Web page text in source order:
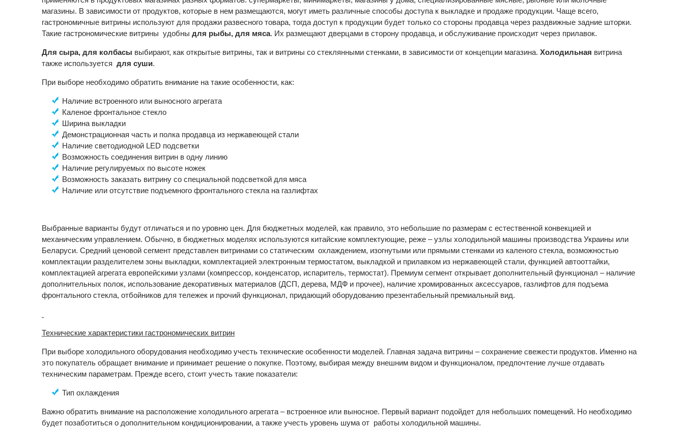
магазины. В зависимости от продуктов, которые в нем размещаются, могут иметь различные способы доступа к выкладке и продаже продукции. Чаще всего,
гастрономичные витрины используют для продажи развесного товара, тогда доступ к продукции будет только со стороны продавца через раздвижные задние шторки.
Такие гастрономические витрины удобны для рыбы, для мяса. Их размещают дверцами в сторону продавца, и обслуживание происходит через прилавок.
Для сыра, для колбасы выбирают, как открытые витрины, так и витрины со стеклянными стенками, в зависимости от концепции магазина. Холодильная витрина
также используется для суши.
При выборе необходимо обратить внимание на такие особенности, как:
Наличие встроенного или выносного агрегата
Каленое фронтальное стекло
Ширина выкладки
Демонстрационная часть и полка продавца из нержавеющей стали
Наличие светодиодной LED подсветки
Возможность соединения витрин в одну линию
Наличие регулируемых по высоте ножек
Возможность заказать витрину со специальной подсветкой для мяса
Наличие или отсутствие подъемного фронтального стекла на газлифтах
Выбранные варианты будут отличаться и по уровню цен. Для бюджетных моделей, как правило, это небольшие по размерам с естественной конвекцией и
механическим управлением. Обычно, в бюджетных моделях используются китайские комплектующие, реже – узлы холодильной машины производства Украины или
Беларуси. Средний ценовой сегмент представлен витринами со статическим охлаждением, изогнутыми или прямыми стенками из каленого стекла, возможностью
комплектации разделителем зоны выкладки, комплектацией электронным термостатом, выкладкой и прилавком из нержавеющей стали, функцией автооттайки,
комплектацией агрегата европейскими узлами (компрессор, конденсатор, испаритель, термостат). Премиум сегмент открывает дополнительный функционал – наличие
дополнительных полок, использование декоративных материалов (ДСП, дерева, МДФ и прочее), наличие хромированных аксессуаров, газлифтов для подъема
фронтального стекла, отбойников для тележек и прочий функционал, придающий оборудованию презентабельный премиальный вид.
Технические характеристики гастрономических витрин
При выборе холодильного оборудования необходимо учесть технические особенности моделей. Главная задача витрины – сохранение свежести продуктов. Именно на
это покупатель обращает внимание и принимает решение о покупке. Поэтому, выбирая между внешним видом и функционалом, предпочтение лучше отдавать
техническим параметрам. Прежде всего, стоит учесть такие показатели:
Тип охлаждения
Важно обратить внимание на расположение холодильного агрегата – встроенное или выносное. Первый вариант подойдет для небольших помещений. Но необходимо
будет позаботиться о дополнительном кондиционировании, а также учесть уровень шума от работы холодильной машины.